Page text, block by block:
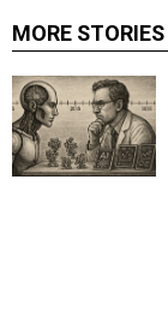
MORE STORIES